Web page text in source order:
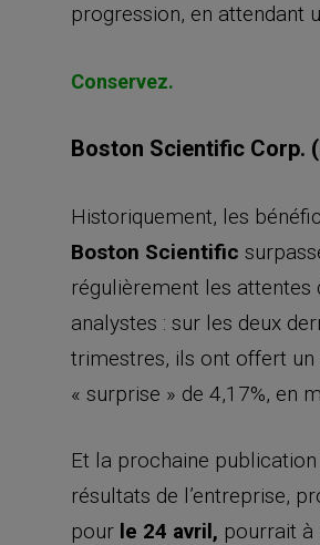
progression, en attendant
Conservez.
Boston Scientific Corp.
Historiquement, les
Boston Scientific
régulièrement les attentes
analystes : sur les deux
trimestres, ils ont offert un
« surprise » de 4,17%, en
Et la prochaine publication
résultats de l’entreprise,
pour le 24 avril, pourrait à